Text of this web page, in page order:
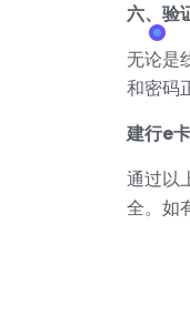
六、验
无论是
和密码
建行e
通过以
全。如